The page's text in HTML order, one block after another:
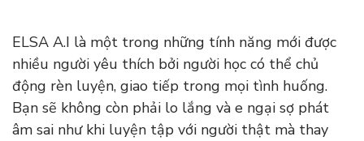
ELSA A.I là một trong những tính năng mới được
nhiều người yêu thích bởi người học có thể chủ
động rèn luyện, giao tiếp trong mọi tình huống.
Bạn sẽ không còn phải lo lắng và e ngại sợ phát
âm sai như khi luyện tập với người thật mà thay